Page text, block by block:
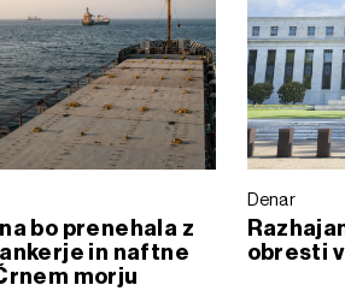
bo prenehala z
in naftne
morju
Denar
obresti